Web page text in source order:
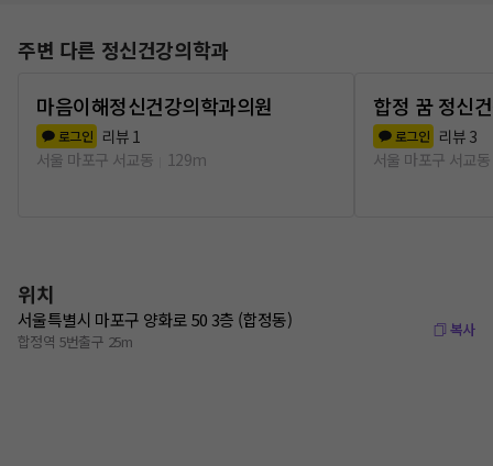
주변 다른 정신건강의학과
마음이해정신건강의학과의원
로그인 리뷰 1
서울 마포구 서교동
129m
합정 꿈 정신
로그인 리뷰 3
서울 마포구 서교동
위치
서울특별시 마포구 양화로 50 3층 (합정동)
합정역 5번출구 25m
복사